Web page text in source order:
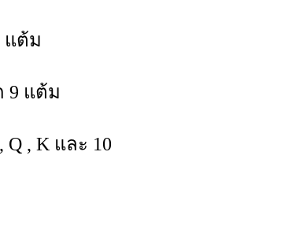
แต้ม
9 แต้ม
, K และ 10